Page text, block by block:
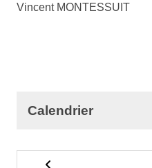
Vincent MONTESSUIT
Calendrier